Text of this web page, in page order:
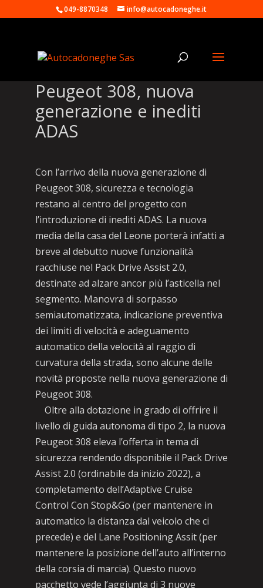
049-8870348 info@autocadoneghe.it
Peugeot 308, nuova
generazione e inediti
ADAS
Con l’arrivo della nuova generazione di
Peugeot 308, sicurezza e tecnologia
restano al centro del progetto con
l’introduzione di inediti ADAS. La nuova
media della casa del Leone porterà infatti a
breve al debutto nuove funzionalità
racchiuse nel Pack Drive Assist 2.0,
destinate ad alzare ancor più l’asticella nel
segmento. Manovra di sorpasso
semiautomatizzata, indicazione preventiva
dei limiti di velocità e adeguamento
automatico della velocità al raggio di
curvatura della strada, sono alcune delle
novità proposte nella nuova generazione di
Peugeot 308.
Oltre alla dotazione in grado di offrire il
livello di guida autonoma di tipo 2, la nuova
Peugeot 308 eleva l’offerta in tema di
sicurezza rendendo disponibile il Pack Drive
Assist 2.0 (ordinabile da inizio 2022), a
completamento dell’Adaptive Cruise
Control Con Stop&Go (per mantenere in
automatico la distanza dal veicolo che ci
precede) e del Lane Positioning Assit (per
mantenere la posizione dell’auto all’interno
della corsia di marcia). Questo nuovo
pacchetto vede l’aggiunta di 3 nuove